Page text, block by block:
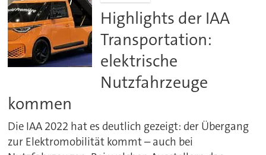
Highlights der IAA
Transportation:
elektrische
Nutzfahrzeuge
kommen
Die IAA 2022 hat es deutlich gezeigt: der Übergang
zur Elektromobilität kommt – auch bei